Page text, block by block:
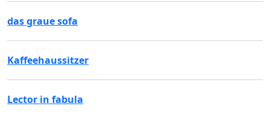
das graue sofa
Kaffeehaussitzer
Lector in fabula